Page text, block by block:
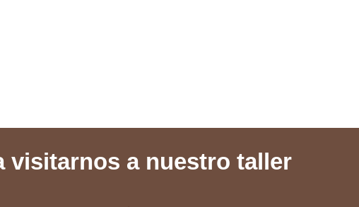
visitarnos a nuestro taller